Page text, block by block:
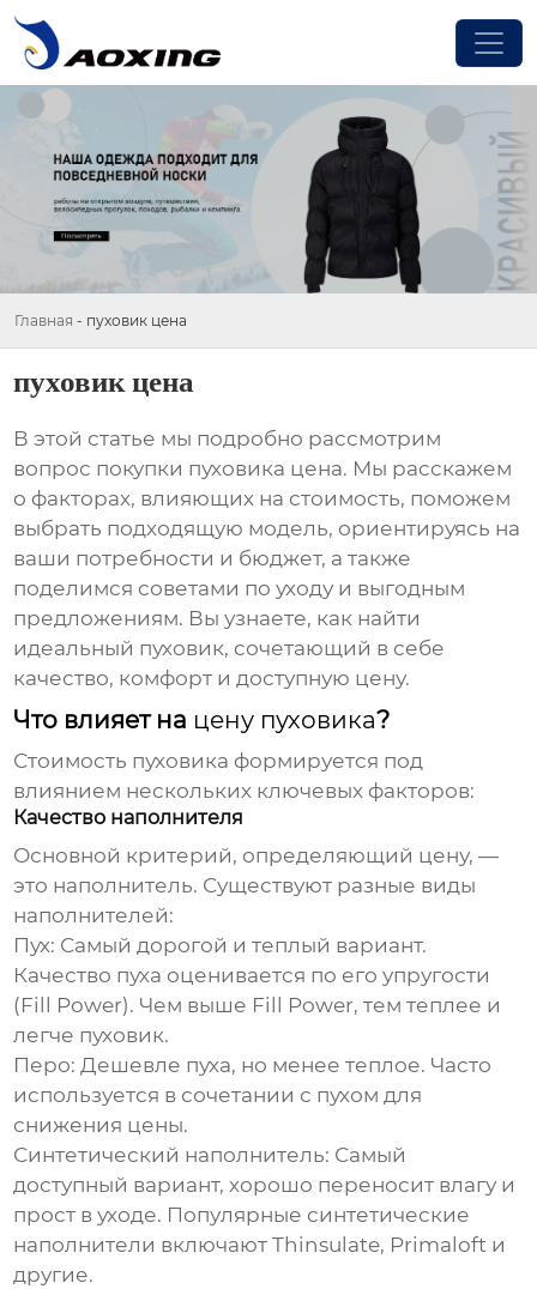
Главная - пуховик цена
пуховик цена
В этой статье мы подробно рассмотрим
вопрос покупки пуховика цена. Мы расскажем
о факторах, влияющих на стоимость, поможем
выбрать подходящую модель, ориентируясь на
ваши потребности и бюджет, а также
поделимся советами по уходу и выгодным
предложениям. Вы узнаете, как найти
идеальный пуховик, сочетающий в себе
качество, комфорт и доступную цену.
Что влияет на цену пуховика?
Стоимость пуховика формируется под
влиянием нескольких ключевых факторов:
Качество наполнителя
Основной критерий, определяющий цену, —
это наполнитель. Существуют разные виды
наполнителей:
Пух: Самый дорогой и теплый вариант.
Качество пуха оценивается по его упругости
(Fill Power). Чем выше Fill Power, тем теплее и
легче пуховик.
Перо: Дешевле пуха, но менее теплое. Часто
используется в сочетании с пухом для
снижения цены.
Синтетический наполнитель: Самый
доступный вариант, хорошо переносит влагу и
прост в уходе. Популярные синтетические
наполнители включают Thinsulate, Primaloft и
другие.